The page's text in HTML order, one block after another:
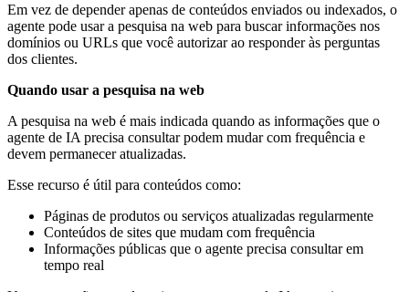
Em vez de depender apenas de conteúdos enviados ou indexados, o
agente pode usar a pesquisa na web para buscar informações nos
domínios ou URLs que você autorizar ao responder às perguntas
dos clientes.
Quando usar a pesquisa na web
A pesquisa na web é mais indicada quando as informações que o
agente de IA precisa consultar podem mudar com frequência e
devem permanecer atualizadas.
Esse recurso é útil para conteúdos como:
Páginas de produtos ou serviços atualizadas regularmente
Conteúdos de sites que mudam com frequência
Informações públicas que o agente precisa consultar em
tempo real